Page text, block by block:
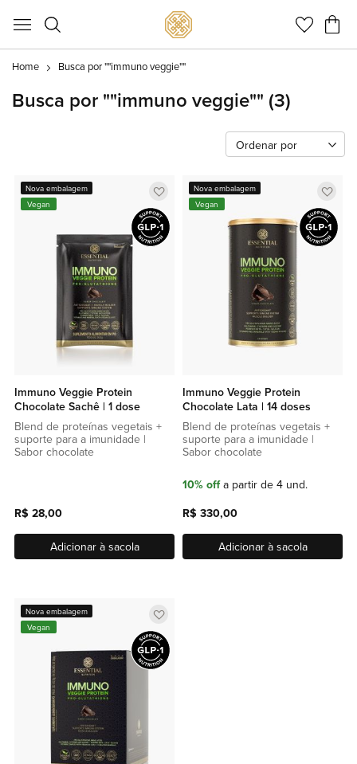
Meu
Home Busca por ""immuno veggie""
Busca por ""immuno veggie"" (3)
Ordenar por
Adicionar
a
lista
de
Nova embalagem
Vegan
Immuno Veggie Protein
Chocolate Sachê | 1 dose
Blend de proteínas vegetais +
suporte para a imunidade |
Sabor chocolate
R$ 28,00
Adicionar à sacola
a
lista
de
Nova embalagem
Vegan
Immuno Veggie Protein
Chocolate Lata | 14 doses
Blend de proteínas vegetais +
suporte para a imunidade |
Sabor chocolate
10% offa partir de 4 und.
R$ 330,00
Adicionar à sacola
Adicionar
a
lista
de
Nova embalagem
Vegan